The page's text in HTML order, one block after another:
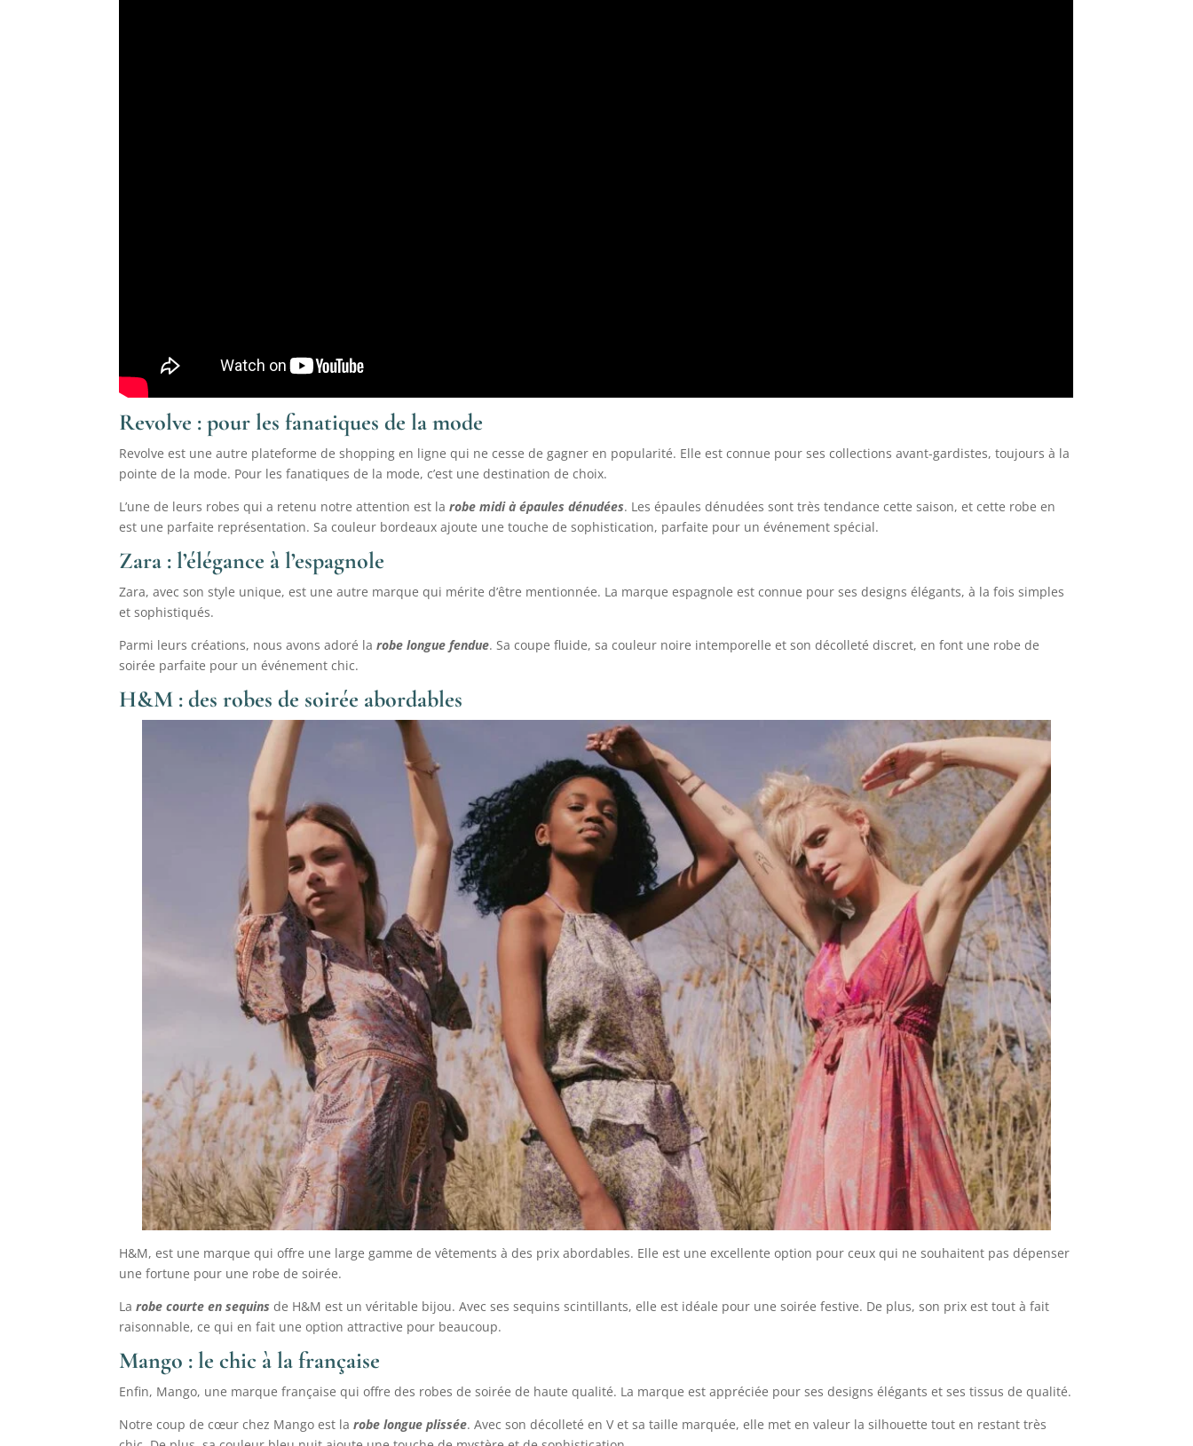
Revolve : pour les fanatiques de la mode
Revolve est une autre plateforme de shopping en ligne qui ne cesse de gagner en popularité. Elle est connue pour ses collections avant-gardistes, toujours à la
pointe de la mode. Pour les fanatiques de la mode, c’est une destination de choix.
L’une de leurs robes qui a retenu notre attention est larobe midi à épaules dénudées. Les épaules dénudées sont très tendance cette saison, et cette robe en
est une parfaite représentation. Sa couleur bordeaux ajoute une touche de sophistication, parfaite pour un événement spécial.
Zara : l’élégance à l’espagnole
Zara, avec son style unique, est une autre marque qui mérite d’être mentionnée. La marque espagnole est connue pour ses designs élégants, à la fois simples
et sophistiqués.
Parmi leurs créations, nous avons adoré larobe longue fendue. Sa coupe fluide, sa couleur noire intemporelle et son décolleté discret, en font une robe de
soirée parfaite pour un événement chic.
H&M : des robes de soirée abordables
H&M, est une marque qui offre une large gamme de vêtements à des prix abordables. Elle est une excellente option pour ceux qui ne souhaitent pas dépenser
une fortune pour une robe de soirée.
Larobe courte en sequins de H&M est un véritable bijou. Avec ses sequins scintillants, elle est idéale pour une soirée festive. De plus, son prix est tout à fait
raisonnable, ce qui en fait une option attractive pour beaucoup.
Mango : le chic à la française
Enfin, Mango, une marque française qui offre des robes de soirée de haute qualité. La marque est appréciée pour ses designs élégants et ses tissus de qualité.
Notre coup de cœur chez Mango est larobe longue plissée. Avec son décolleté en V et sa taille marquée, elle met en valeur la silhouette tout en restant très